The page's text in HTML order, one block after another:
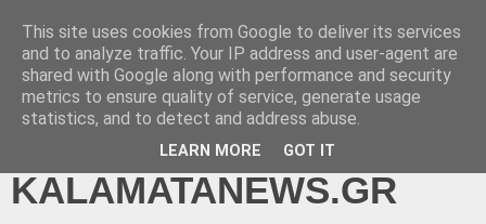
kalamatanews.gr -
ΜΕΣΣΗΝΙΑΚΑ ΝΕΑ
ONLINE-
KALAMATANEWS.GR
This site uses cookies from Google to deliver its services
and to analyze traffic. Your IP address and user-agent are
shared with Google along with performance and security
metrics to ensure quality of service, generate usage
statistics, and to detect and address abuse.
LEARN MORE GOT IT